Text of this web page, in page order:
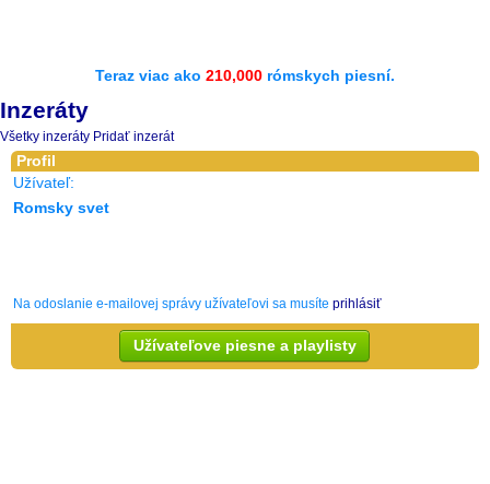
Teraz viac ako 210,000 rómskych piesní.
Inzeráty
Všetky inzeráty Pridať inzerát
Profil
Užívateľ:
Romsky svet
Na odoslanie e-mailovej správy užívateľovi sa musíte prihlásiť
Užívateľove piesne a playlisty